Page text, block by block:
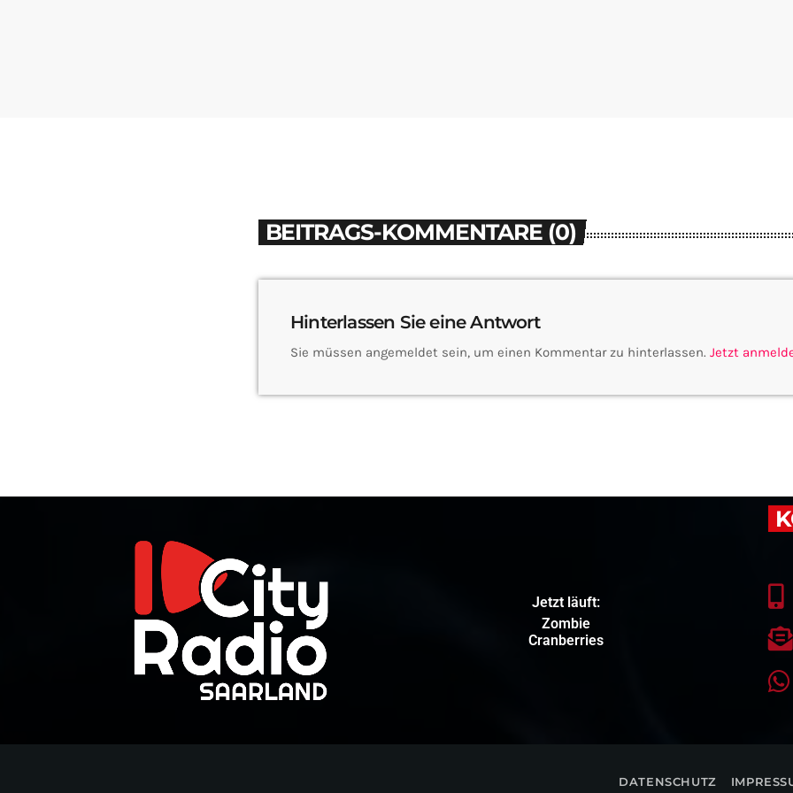
BEITRAGS-KOMMENTARE (0)
Hinterlassen Sie eine Antwort
Sie müssen angemeldet sein, um einen Kommentar zu hinterlassen. Jetzt
Jetzt läuft:
Zombie
Cranberries
DATENSCHUTZ